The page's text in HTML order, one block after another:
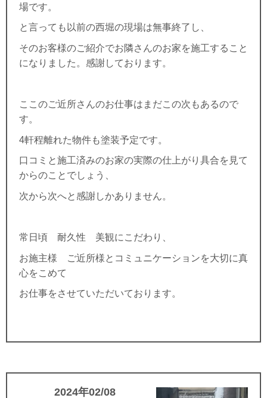
場です。
と言っても以前の西堀の現場は無事終了し、
そのお客様のご紹介でお隣さんのお家を施工すること
になりました。感謝しております。
ここのご近所さんのお仕事はまだこの次もあるので
す。
4軒程離れた物件も塗装予定です。
口コミと施工済みのお家の実際の仕上がり具合を見て
からのことでしょう、
次から次へと感謝しかありません。
常日頃 耐久性 美観にこだわり、
お施主様 ご近所様とコミュニケーションを大切に真
心をこめて
お仕事をさせていただいております。
2024年02/08